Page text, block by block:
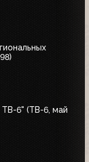
ТВ-6" (ТВ-6, май